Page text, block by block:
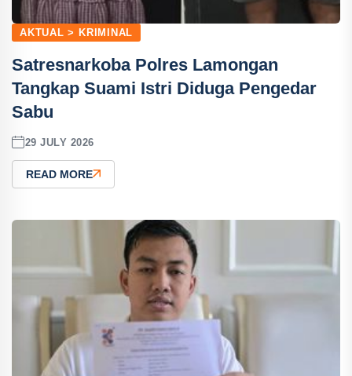
AKTUAL > KRIMINAL
Satresnarkoba Polres Lamongan
Tangkap Suami Istri Diduga Pengedar
Sabu
29 JULY 2026
READ MORE